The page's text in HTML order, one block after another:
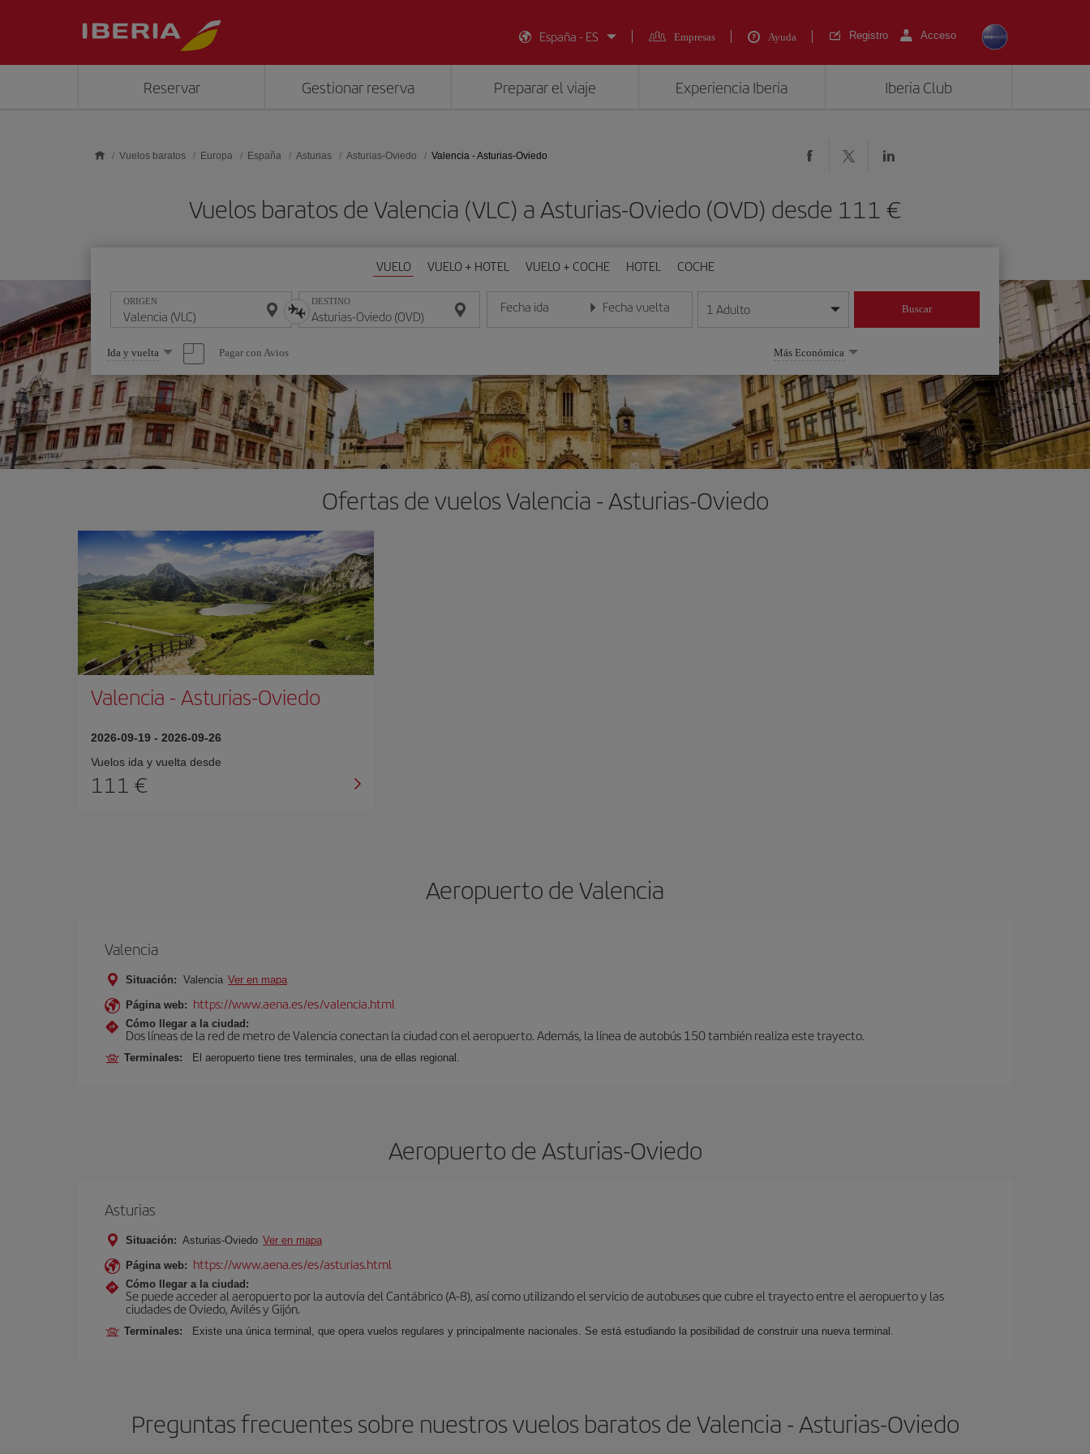
España - ES
Empresas Ayuda Registro Acceso
Reservar Gestionar reserva Preparar el viaje Experiencia Iberia Iberia Club
Vuelos baratos Europa España Asturias Asturias-Oviedo Valencia - Asturias-Oviedo
Vuelos baratos de Valencia (VLC) a Asturias-Oviedo (OVD) desde 111 €
VUELO VUELO + HOTEL VUELO + COCHE HOTEL COCHE
ORIGEN DESTINO Fecha ida
Introduce la fecha en formato día/mes/año
Fecha vuelta
Introduce la fecha en formato día/mes/año
1 Adulto Buscar
Seleccione
una
opción
Ida y vuelta Pagar con Avios Más Económica
Ofertas de vuelos Valencia - Asturias-Oviedo
Valencia -Asturias-Oviedo
2026-09-19 - 2026-09-26
Vuelos ida y vuelta desde
111 €
Aeropuerto de Valencia
Valencia
Situación: Valencia Ver en mapa
Página web: https://www.aena.es/es/valencia.html
Cómo llegar a la ciudad:
Dos líneas de la red de metro de Valencia conectan la ciudad con el aeropuerto. Además, la línea de autobús 150 también realiza este trayecto.
Terminales: El aeropuerto tiene tres terminales, una de ellas regional.
Aeropuerto de Asturias-Oviedo
Asturias
Situación: Asturias-Oviedo Ver en mapa
Página web: https://www.aena.es/es/asturias.html
Cómo llegar a la ciudad:
Se puede acceder al aeropuerto por la autovía del Cantábrico (A-8), así como utilizando el servicio de autobuses que cubre el trayecto entre el aeropuerto y las
ciudades de Oviedo, Avilés y Gijón.
Terminales: Existe una única terminal, que opera vuelos regulares y principalmente nacionales. Se está estudiando la posibilidad de construir una nueva terminal.
Preguntas frecuentes sobre nuestros vuelos baratos de Valencia - Asturias-Oviedo